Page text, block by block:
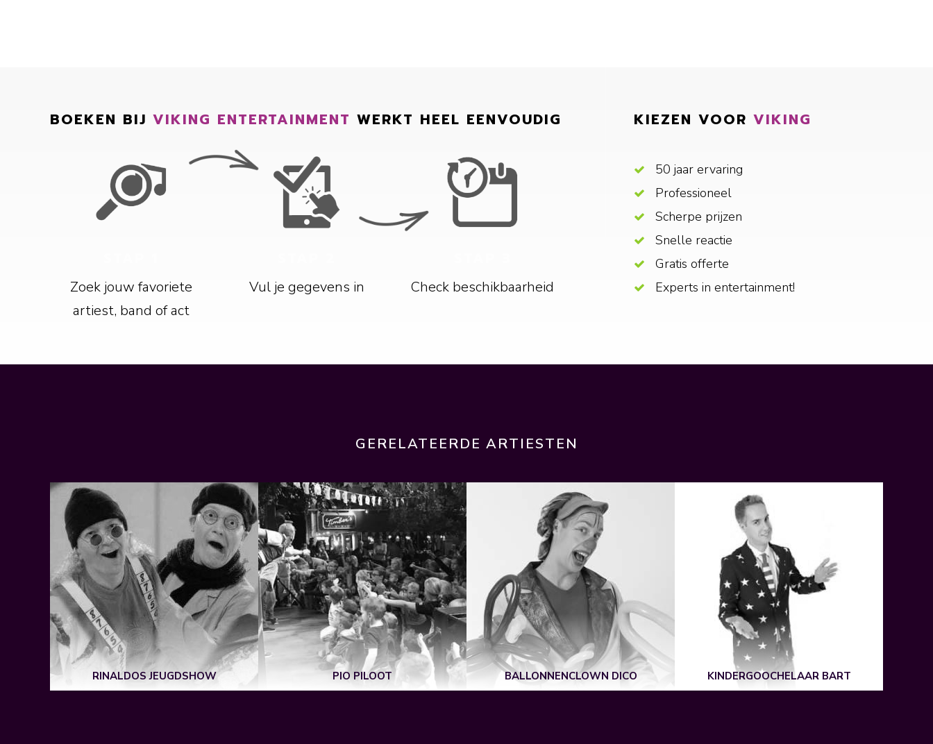
BOEKEN BIJ VIKING ENTERTAINMENT WERKT HEEL EENVOUDIG
Zoek jouw favoriete
artiest, band of act
Vul je gegevens in Check beschikbaarheid
KIEZEN VOOR VIKING
50 jaar ervaring
Professioneel
Scherpe prijzen
Snelle reactie
Gratis offerte
Experts in entertainment!
GERELATEERDE ARTIESTEN
RINALDOS JEUGDSHOW PIO PILOOT BALLONNENCLOWN DICO KINDERGOOCHELAAR BART